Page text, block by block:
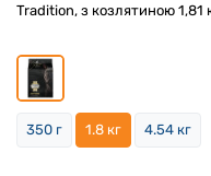
Tradition, з козлятиною 1,81
350 г 1.8 кг 4.54 кг